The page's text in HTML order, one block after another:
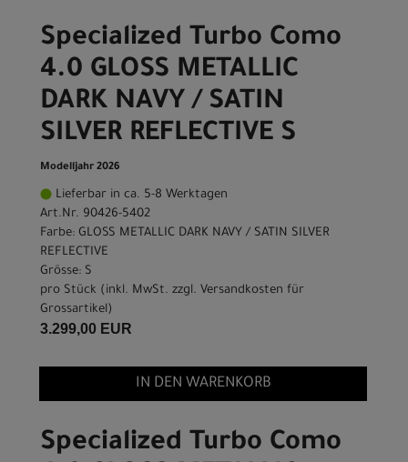
Specialized Turbo Como
4.0 GLOSS METALLIC
DARK NAVY / SATIN
SILVER REFLECTIVE S
Modelljahr 2026
Lieferbar in ca. 5-8 Werktagen
Art.Nr. 90426-5402
Farbe: GLOSS METALLIC DARK NAVY / SATIN SILVER
REFLECTIVE
Grösse: S
pro Stück (inkl. MwSt. zzgl. Versandkosten für
Grossartikel)
3.299,00 EUR
IN DEN WARENKORB
Specialized Turbo Como